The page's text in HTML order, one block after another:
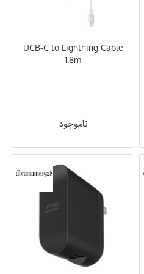
UCB-C to Lightning Cable
1.8m
ناموجود